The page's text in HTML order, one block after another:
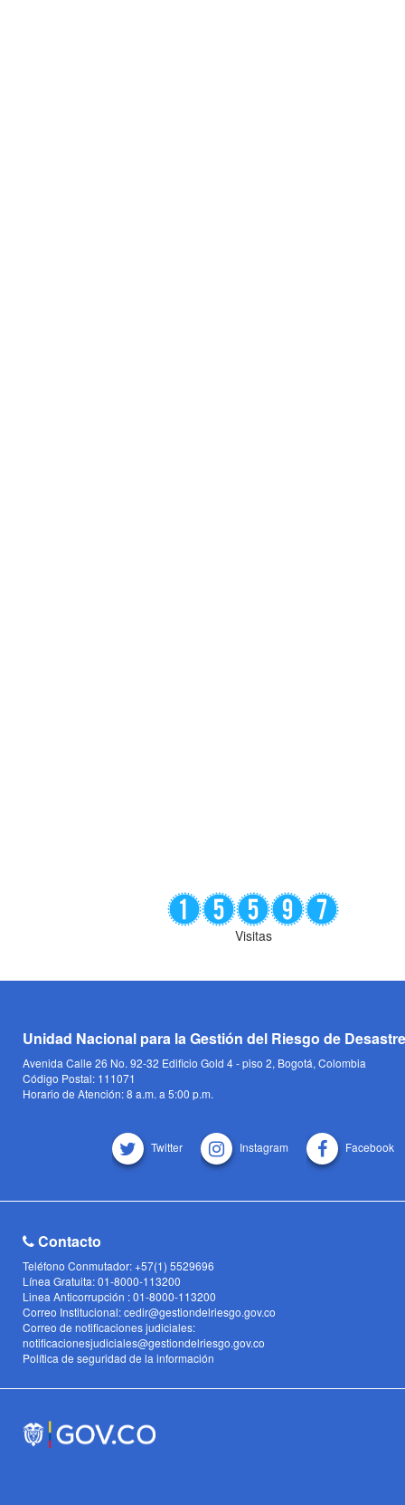
Visitas
Unidad Nacional para la Gestión del Riesgo de
Avenida Calle 26 No. 92-32 Edificio Gold 4 - piso 2, Bogotá, Colombia
Código Postal: 111071
Horario de Atención: 8 a.m. a 5:00 p.m.
Twitter Instagram Facebook
Contacto
Teléfono Conmutador: +57(1) 5529696
Línea Gratuita: 01-8000-113200
Linea Anticorrupción : 01-8000-113200
Correo Institucional: cedir@gestiondelriesgo.gov.co
Correo de notificaciones judiciales:
notificacionesjudiciales@gestiondelriesgo.gov.co
Política de seguridad de la información